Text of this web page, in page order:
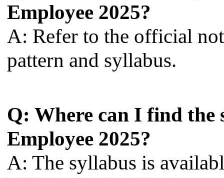
Employee 2025?
A: Refer to the official
pattern and syllabus.
Q: Where can I find the
Employee 2025?
A: The syllabus is